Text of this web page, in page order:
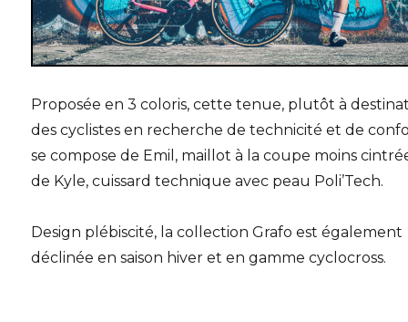
Proposée en 3 coloris, cette tenue, plutôt à
des cyclistes en recherche de technicité et de
se compose de Emil, maillot à la coupe moins
de Kyle, cuissard technique avec peau Poli’Tech.
Design plébiscité, la collection Grafo est également
déclinée en saison hiver et en gamme cyclocross.